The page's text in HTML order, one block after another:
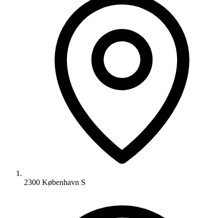
2300 København S